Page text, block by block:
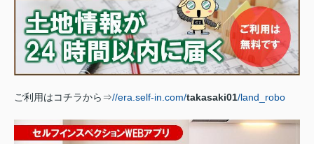
ご利用はコチラから⇒//era.self-in.com/takasaki01/land_robo